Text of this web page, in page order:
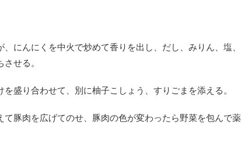
にんにくを中火で炒めて香りを出し、だし、みりん、塩、
せる。
盛り合わせて、別に柚子こしょう、すりごまを添える。
て豚肉を広げてのせ、豚肉の色が変わったら野菜を包んで薬